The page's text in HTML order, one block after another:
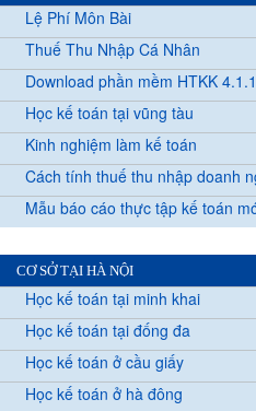
Lệ Phí Môn Bài
Thuế Thu Nhập Cá Nhân
Download phần mềm HTKK 4.1.1
Học kế toán tại vũng tàu
Kinh nghiệm làm kế toán
Cách tính thuế thu nhập doanh
Mẫu báo cáo thực tập kế toán
CƠ SỞ TẠI HÀ NỘI
Học kế toán tại minh khai
Học kế toán tại đống đa
Học kế toán ở cầu giấy
Học kế toán ở hà đông